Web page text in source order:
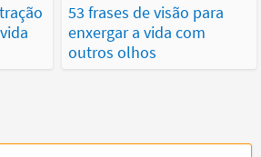
53 frases de visão para
enxergar a vida com
outros olhos